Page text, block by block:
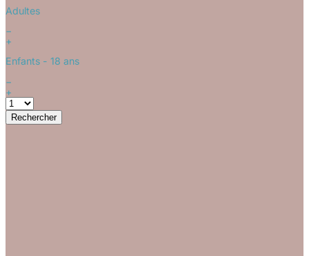
Adultes
−
+
Enfants - 18 ans
−
+
Rechercher